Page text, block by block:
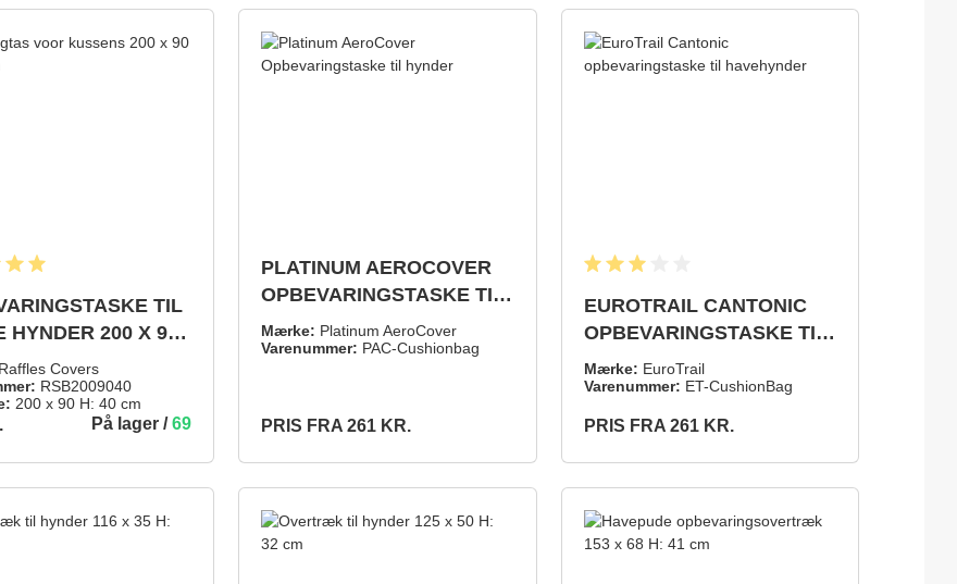
TILFØJ TIL INDKØBSKURV321 KR. TILFØJ TIL INDKØBSKURV448 KR. TILFØJ TIL INDKØBSKURV
bedømmelse på 5 ud af 5 stjerner
TIL
HYNDER 200 X 90
Raffles Covers
RSB2009040
200 x 90 H: 40 cm
På lager /69
TILFØJ TIL INDKØBSKURV
PLATINUM AEROCOVER
OPBEVARINGSTASKE TIL
HYNDER
Mærke: Platinum AeroCover
Varenummer: PAC-Cushionbag
PRIS FRA 261 KR.
DETALJER
EUROTRAIL CANTONIC
OPBEVARINGSTASKE TIL
HAVEHYNDER
Mærke: EuroTrail
Varenummer: ET-CushionBag
PRIS FRA 261 KR.
DETALJER